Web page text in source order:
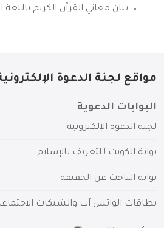
بيان معاني القرآن الكريم باللغة
مواقع لجنة الدعوة
البوابات الدعوية
لجنة الدعوة الإلكترونية
بوابة الكويت للتعريف بالإسلام
بوابة الباحث عن الحقيقة
بطاقات الواتس آب والشبكات